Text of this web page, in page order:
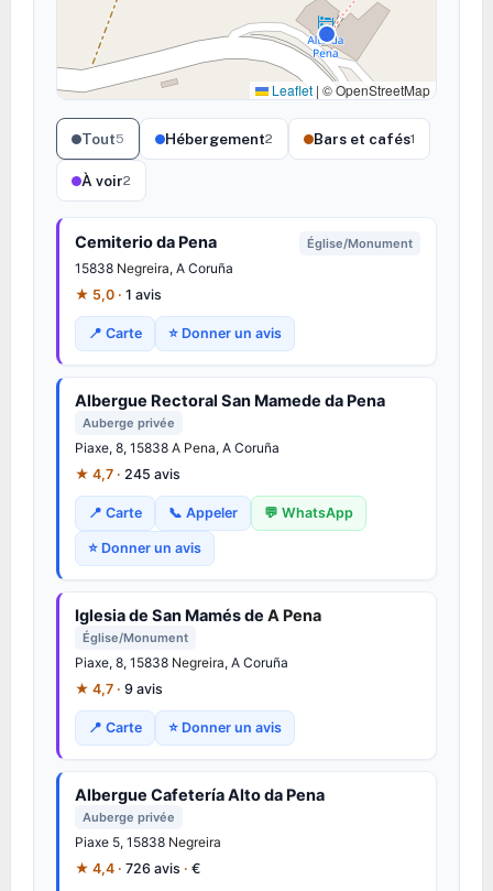
Leaflet | © OpenStreetMap
Tout5 Hébergement2 Bars et cafés1
À voir2
Cemiterio da Pena Église/Monument
15838 Negreira, A Coruña
★ 5,0 · 1 avis
📍 Carte ⭐ Donner un avis
Albergue Rectoral San Mamede da Pena
Auberge privée
Piaxe, 8, 15838 A Pena, A Coruña
★ 4,7 · 245 avis
📍 Carte 📞 Appeler 💬 WhatsApp
⭐ Donner un avis
Iglesia de San Mamés de A Pena
Église/Monument
Piaxe, 8, 15838 Negreira, A Coruña
★ 4,7 · 9 avis
📍 Carte ⭐ Donner un avis
Albergue Cafetería Alto da Pena
Auberge privée
Piaxe 5, 15838 Negreira
★ 4,4 · 726 avis · €